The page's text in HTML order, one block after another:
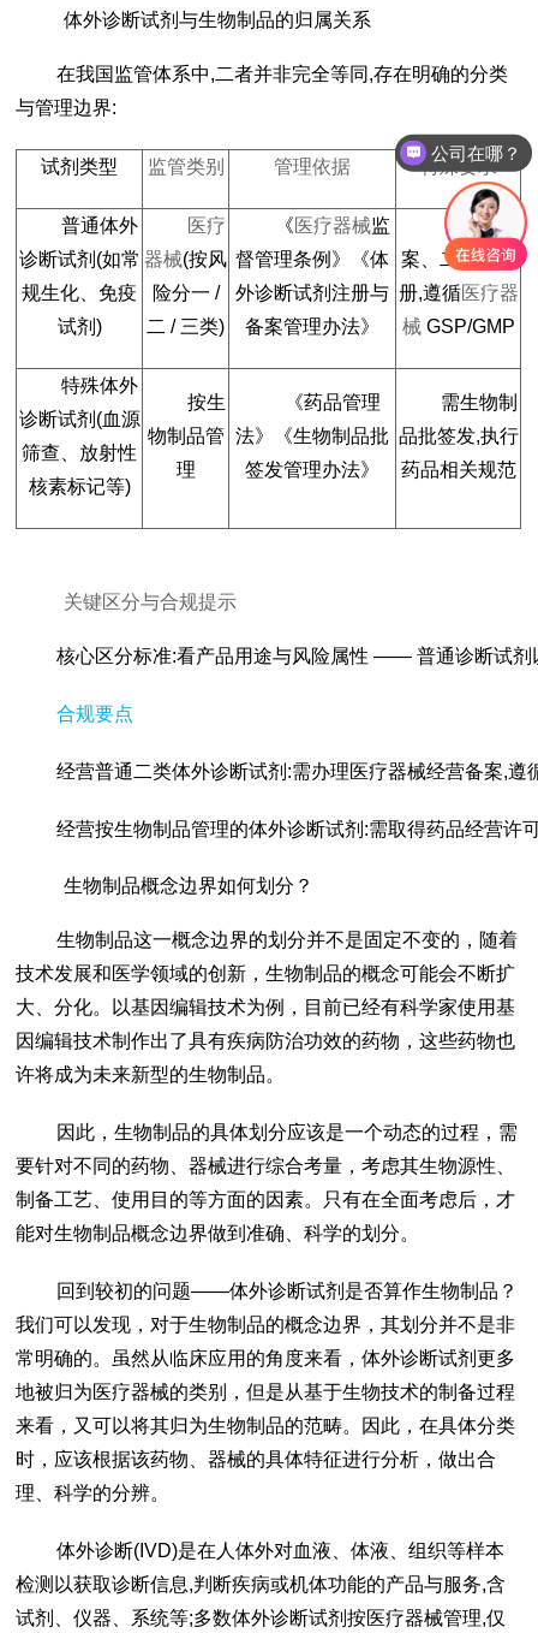
体外诊断试剂与生物制品的归属关系
在我国监管体系中,二者并非完全等同,存在明确的分类
与管理边界:
试剂类型 监管类别 管理依据 特殊要求
普通体外
诊断试剂(如常
规生化、免疫
试剂)
医疗
器械(按风
险分一 /
二 / 三类)
《医疗器械监
督管理条例》《体
外诊断试剂注册与
备案管理办法》
一类备
案、二三类注
册,遵循医疗器
械GSP/GMP
特殊体外
诊断试剂(血源
筛查、放射性
核素标记等)
按生
物制品管
理
《药品管理
法》《生物制品批
签发管理办法》
需生物制
品批签发,执行
药品相关规范
关键区分与合规提示
核心区分标准:看产品用途与风险属性 —— 普通诊断试剂
合规要点
经营普通二类体外诊断试剂:需办理医疗器械经营备案,遵
经营按生物制品管理的体外诊断试剂:需取得药品经营许
生物制品概念边界如何划分？
生物制品这一概念边界的划分并不是固定不变的，随着
技术发展和医学领域的创新，生物制品的概念可能会不断扩
大、分化。以基因编辑技术为例，目前已经有科学家使用基
因编辑技术制作出了具有疾病防治功效的药物，这些药物也
许将成为未来新型的生物制品。
因此，生物制品的具体划分应该是一个动态的过程，需
要针对不同的药物、器械进行综合考量，考虑其生物源性、
制备工艺、使用目的等方面的因素。只有在全面考虑后，才
能对生物制品概念边界做到准确、科学的划分。
回到较初的问题——体外诊断试剂是否算作生物制品？
我们可以发现，对于生物制品的概念边界，其划分并不是非
常明确的。虽然从临床应用的角度来看，体外诊断试剂更多
地被归为医疗器械的类别，但是从基于生物技术的制备过程
来看，又可以将其归为生物制品的范畴。因此，在具体分类
时，应该根据该药物、器械的具体特征进行分析，做出合
理、科学的分辨。
体外诊断(IVD)是在人体外对血液、体液、组织等样本
检测以获取诊断信息,判断疾病或机体功能的产品与服务,含
试剂、仪器、系统等;多数体外诊断试剂按医疗器械管理,仅
公司在哪？